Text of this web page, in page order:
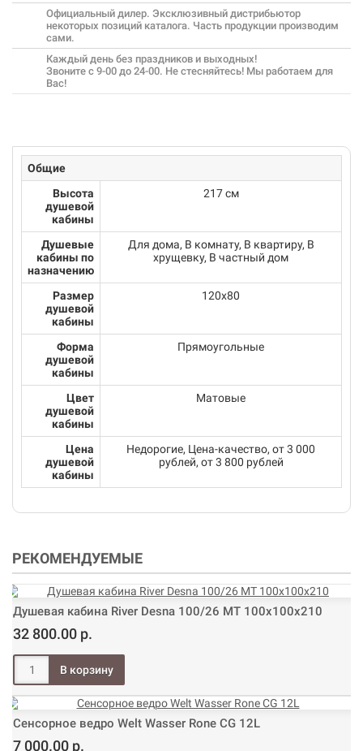
Официальный дилер. Эксклюзивный дистрибьютор
некоторых позиций каталога. Часть продукции производим
сами.
Каждый день без праздников и выходных!
Звоните с 9-00 до 24-00. Не стесняйтесь! Мы работаем для
Вас!
Общие
Высота
душевой
кабины
217 см
Душевые
кабины по
назначению
Для дома, В комнату, В квартиру, В
хрущевку, В частный дом
Размер
душевой
кабины
120x80
Форма
душевой
кабины
Прямоугольные
Цвет
душевой
кабины
Матовые
Цена
душевой
кабины
Недорогие, Цена-качество, от 3 000
рублей, от 3 800 рублей
РЕКОМЕНДУЕМЫЕ
Душевая кабина River Desna 100/26 МТ 100х100х210
32 800.00 р.
Сенсорное ведро Welt Wasser Rone CG 12L
7 000.00 р.